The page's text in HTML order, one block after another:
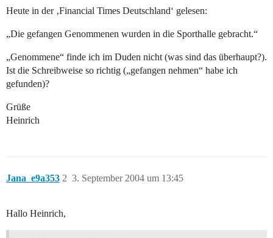
Heute in der ‚Financial Times Deutschland‘ gelesen:
„Die gefangen Genommenen wurden in die Sporthalle gebracht.“
„Genommene“ finde ich im Duden nicht (was sind das überhaupt?).
Ist die Schreibweise so richtig („gefangen nehmen“ habe ich
gefunden)?
Grüße
Heinrich
Jana_e9a353 3. September 2004 um 13:45
2
Hallo Heinrich,